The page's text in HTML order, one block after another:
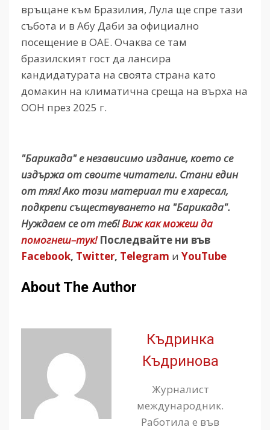
връщане към Бразилия, Лула ще спре тази
събота и в Абу Даби за официално
посещение в ОАЕ. Очаква се там
бразилският гост да лансира
кандидатурата на своята страна като
домакин на климатична среща на върха на
ООН през 2025 г.
"Барикада" е независимо издание, което се
издържа от своите читатели. Стани един
от тях! Ако този материал ти е харесал,
подкрепи съществуването на "Барикада".
Нуждаем се от теб!Виж как можеш да
помогнеш–тук! Последвайте ни във
Facebook, Twitter, Telegram и YouTube
About The Author
Къдринка
Къдринова
Журналист
международник.
Работила е във